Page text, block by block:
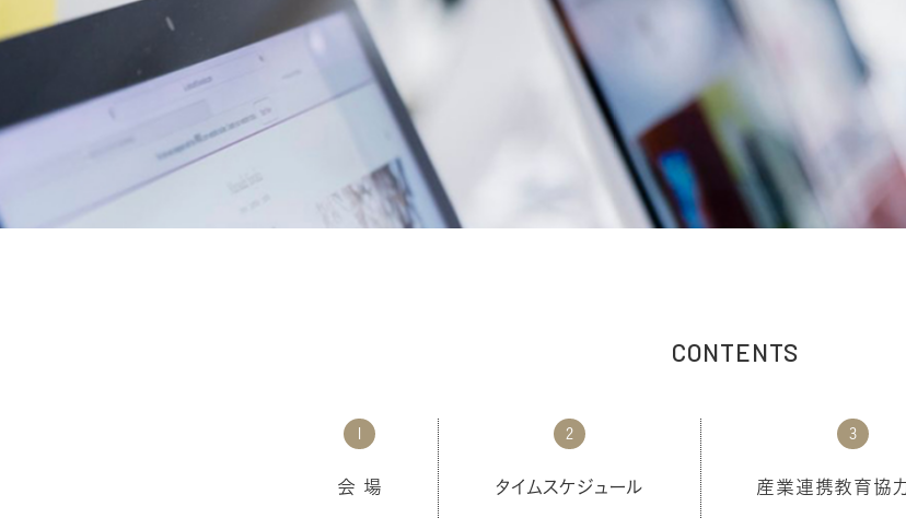
CONTENTS
1
会 場
2
タイムスケジュール
3
産業連携教育協